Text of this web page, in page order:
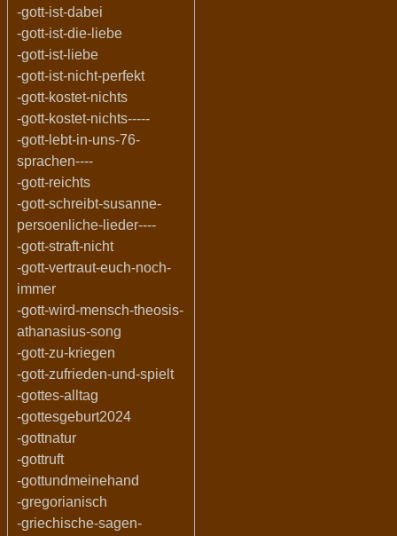
-gott-ist-dabei
-gott-ist-die-liebe
-gott-ist-liebe
-gott-ist-nicht-perfekt
-gott-kostet-nichts
-gott-kostet-nichts-----
-gott-lebt-in-uns-76-
sprachen----
-gott-reichts
-gott-schreibt-susanne-
persoenliche-lieder----
-gott-straft-nicht
-gott-vertraut-euch-noch-
immer
-gott-wird-mensch-theosis-
athanasius-song
-gott-zu-kriegen
-gott-zufrieden-und-spielt
-gottes-alltag
-gottesgeburt2024
-gottnatur
-gottruft
-gottundmeinehand
-gregorianisch
-griechische-sagen-